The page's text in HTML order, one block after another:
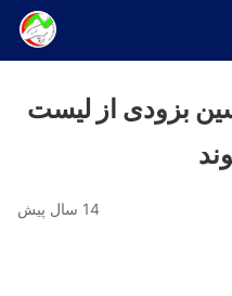
بزودی از لیست
14 سال پیش